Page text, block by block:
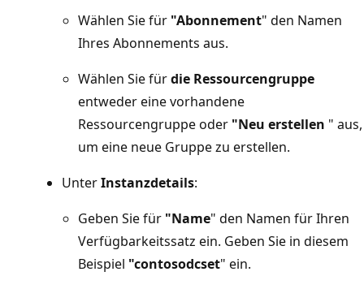
Wählen Sie für "Abonnement" den Namen
Ihres Abonnements aus.
Wählen Sie fürdie Ressourcengruppe
entweder eine vorhandene
Ressourcengruppe oder "Neu erstellen " aus,
um eine neue Gruppe zu erstellen.
UnterInstanzdetails:
Geben Sie für "Name" den Namen für Ihren
Verfügbarkeitssatz ein. Geben Sie in diesem
Beispiel "contosodcset" ein.